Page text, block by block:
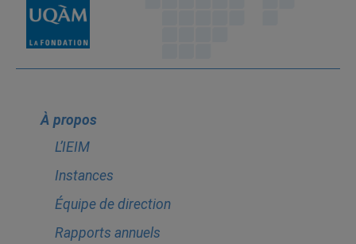
À propos
L’IEIM
Instances
Équipe de direction
Rapports annuels